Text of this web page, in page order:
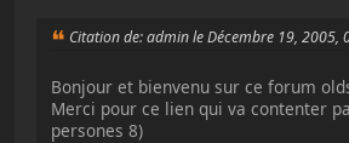
Citation de: admin le Décembre 19, 2005,
Bonjour et bienvenu sur ce forum
Merci pour ce lien qui va contenter
persones 8)